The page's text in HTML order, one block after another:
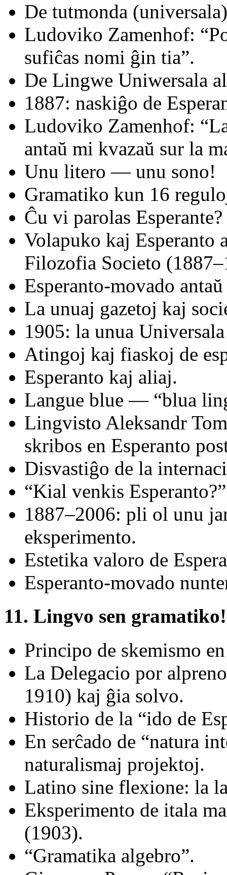
De tutmonda
Ludoviko Zamenhof:
sufiĉas nomi ĝin tia”.
De Lingwe Uniwersala
1887: naskiĝo de
Ludoviko Zamenhof:
antaŭ mi kvazaŭ sur la
Unu litero — unu sono!
Gramatiko kun 16
Ĉu vi parolas Esperante?
Volapuko kaj Esperanto
Filozofia Societo
Esperanto-movado
La unuaj gazetoj kaj
1905: la unua
Atingoj kaj fiaskoj de
Esperanto kaj aliaj.
Langue blue — “blua
Lingvisto Aleksandr
skribos en Esperanto
Disvastiĝo de la
“Kial venkis Esperanto?”
1887–2006: pli ol unu
eksperimento.
Estetika valoro de
Esperanto-movado
11. Lingvo sen
Principo de skemismo
La Delegacio por
1910) kaj ĝia solvo.
Historio de la “ido de
En serĉado de “natura
naturalismaj projektoj.
Latino sine flexione: la
Eksperimento de itala
(1903).
“Gramatika algebro”.